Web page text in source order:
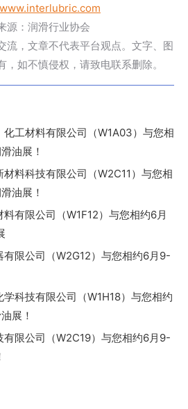
源：润滑行业协会
流，文章不代表平台观点。文字、图
，如不慎侵权，请致电联系删除。
工材料有限公司（W1A03）与您相
油展！
料科技有限公司（W2C11）与您相
油展！
有限公司（W1F12）与您相约6月
限公司（W2G12）与您相约6月9-
科技有限公司（W1H18）与您相约
展！
限公司（W2C19）与您相约6月9-